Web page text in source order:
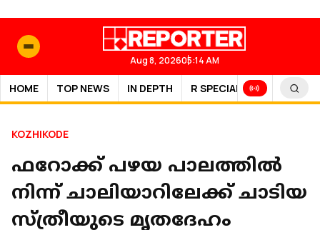
Aug 8, 202605:14 AM
HOME TOP NEWS IN DEPTH R SPECIAL SPORTS
KOZHIKODE
ഫറോക്ക് പഴയ പാലത്തില്‍
നിന്ന് ചാലിയാറിലേക്ക് ചാടിയ
സ്ത്രീയുടെ മൃതദേഹം